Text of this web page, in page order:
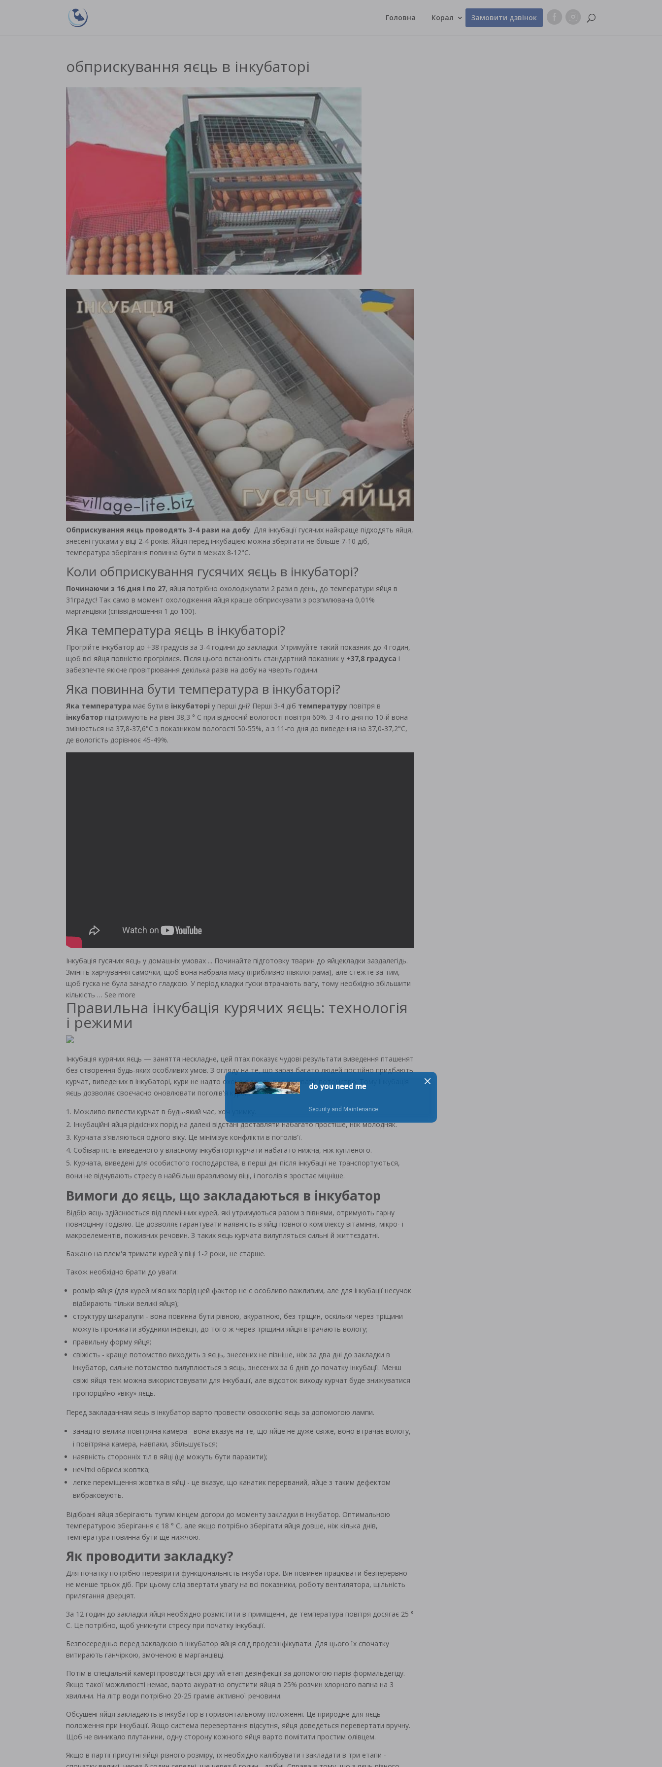
Головна Корал Замовити дзвінок
обприскування яєць в інкубаторі
Обприскування яєць проводять 3-4 рази на добу. Для інкубації гусячих найкраще підходять яйця,
знесені гусками у віці 2-4 років. Яйця перед інкубацією можна зберігати не більше 7-10 діб,
температура зберігання повинна бути в межах 8-12°С.
Коли обприскування гусячих яєць в інкубаторі?
Починаючи з 16 дня і по 27, яйця потрібно охолоджувати 2 рази в день, до температури яйця в
31градус! Так само в момент охолодження яйця краще обприскувати з розпилювача 0,01%
марганцівки (співвідношення 1 до 100).
Яка температура яєць в інкубаторі?
Прогрійте інкубатор до +38 градусів за 3-4 години до закладки. Утримуйте такий показник до 4 годин,
щоб всі яйця повністю прогрілися. Після цього встановіть стандартний показник у +37,8 градуса і
забезпечте якісне провітрювання декілька разів на добу на чверть години.
Яка повинна бути температура в інкубаторі?
Яка температура має бути в інкубаторі у перші дні? Перші 3-4 діб температуру повітря в
інкубатор підтримують на рівні 38,3 ° С при відносній вологості повітря 60%. З 4-го дня по 10-й вона
змінюється на 37,8-37,6°С з показником вологості 50-55%, а з 11-го дня до виведення на 37,0-37,2°С,
де вологість дорівнює 45-49%.
Інкубація гусячих яєць у домашніх умовах ... Починайте підготовку тварин до яйцекладки заздалегідь.
Змініть харчування самочки, щоб вона набрала масу (приблизно півкілограма), але стежте за тим,
щоб гуска не була занадто гладкою. У період кладки гуски втрачають вагу, тому необхідно збільшити
кількість … See more
Правильна інкубація курячих яєць: технологія
і режими
Інкубація курячих яєць — заняття нескладне, цей птах показує чудові результати виведення пташенят
без створення будь-яких особливих умов. З огляду на те, що зараз багато людей постійно придбають
курчат, виведених в інкубаторі, кури не надто охоче сідають висиджувати потомство. Тому інкубація
яєць дозволяє своєчасно оновлювати поголів'я курей.
Можливо вивести курчат в будь-який час, хоч узимку.
Інкубаційні яйця рідкісних порід на далекі відстані доставляти набагато простіше, ніж молодняк.
Курчата з'являються одного віку. Це мінімізує конфлікти в поголів'ї.
Собівартість виведеного у власному інкубаторі курчати набагато нижча, ніж купленого.
Курчата, виведені для особистого господарства, в перші дні після інкубації не транспортуються,
вони не відчувають стресу в найбільш вразливому віці, і поголів'я зростає міцніше.
Вимоги до яєць, що закладаються в інкубатор
Відбір яєць здійснюється від племінних курей, які утримуються разом з півнями, отримують гарну
повноцінну годівлю. Це дозволяє гарантувати наявність в яйці повного комплексу вітамінів, мікро- і
макроелементів, поживних речовин. З таких яєць курчата вилупляться сильні й життєздатні.
Бажано на плем'я тримати курей у віці 1-2 роки, не старше.
Також необхідно брати до уваги:
розмір яйця (для курей м'ясних порід цей фактор не є особливо важливим, але для інкубації несучок
відбирають тільки великі яйця);
структуру шкаралупи - вона повинна бути рівною, акуратною, без тріщин, оскільки через тріщини
можуть проникати збудники інфекції, до того ж через тріщини яйця втрачають вологу;
правильну форму яйця;
свіжість - краще потомство виходить з яєць, знесених не пізніше, ніж за два дні до закладки в
інкубатор, сильне потомство вилуплюється з яєць, знесених за 6 днів до початку інкубації. Менш
свіжі яйця теж можна використовувати для інкубації, але відсоток виходу курчат буде знижуватися
пропорційно «віку» яєць.
Перед закладанням яєць в інкубатор варто провести овоскопію яєць за допомогою лампи.
занадто велика повітряна камера - вона вказує на те, що яйце не дуже свіже, воно втрачає вологу,
і повітряна камера, навпаки, збільшується;
наявність сторонніх тіл в яйці (це можуть бути паразити);
нечіткі обриси жовтка;
легке переміщення жовтка в яйці - це вказує, що канатик перерваний, яйце з таким дефектом
вибраковують.
Відібрані яйця зберігають тупим кінцем догори до моменту закладки в інкубатор. Оптимальною
температурою зберігання є 18 ° С, але якщо потрібно зберігати яйця довше, ніж кілька днів,
температура повинна бути ще нижчою.
Як проводити закладку?
Для початку потрібно перевірити функціональність інкубатора. Він повинен працювати безперервно
не менше трьох діб. При цьому слід звертати увагу на всі показники, роботу вентилятора, щільність
прилягання дверцят.
За 12 годин до закладки яйця необхідно розмістити в приміщенні, де температура повітря досягає 25 °
С. Це потрібно, щоб уникнути стресу при початку інкубації.
Безпосередньо перед закладкою в інкубатор яйця слід продезінфікувати. Для цього їх спочатку
витирають ганчіркою, змоченою в марганцівці.
Потім в спеціальній камері проводиться другий етап дезінфекції за допомогою парів формальдегіду.
Якщо такої можливості немає, варто акуратно опустити яйця в 25% розчин хлорного вапна на 3
хвилини. На літр води потрібно 20-25 грамів активної речовини.
Обсушені яйця закладають в інкубатор в горизонтальному положенні. Це природне для яєць
положення при інкубації. Якщо система перевертання відсутня, яйця доведеться перевертати вручну.
Щоб не виникало плутанини, одну сторону кожного яйця варто помітити простим олівцем.
Якщо в партії присутні яйця різного розміру, їх необхідно калібрувати і закладати в три етапи -